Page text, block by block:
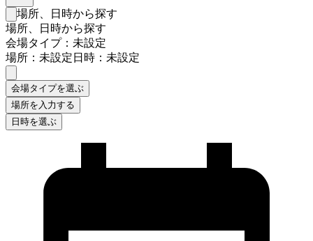
検索フォームを閉じる
場所、日時から探す
場所、日時から探す
会場タイプ：未設定
場所：未設定日時：未設定
会場タイプを選ぶ
場所を入力する
日時を選ぶ